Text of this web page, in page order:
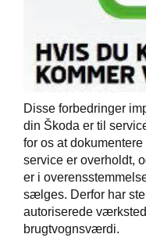
Disse forbedringer
din Škoda er til
for os at
service er overholdt,
er i
sælges. Derfor har
autoriserede
brugtvognsværdi.